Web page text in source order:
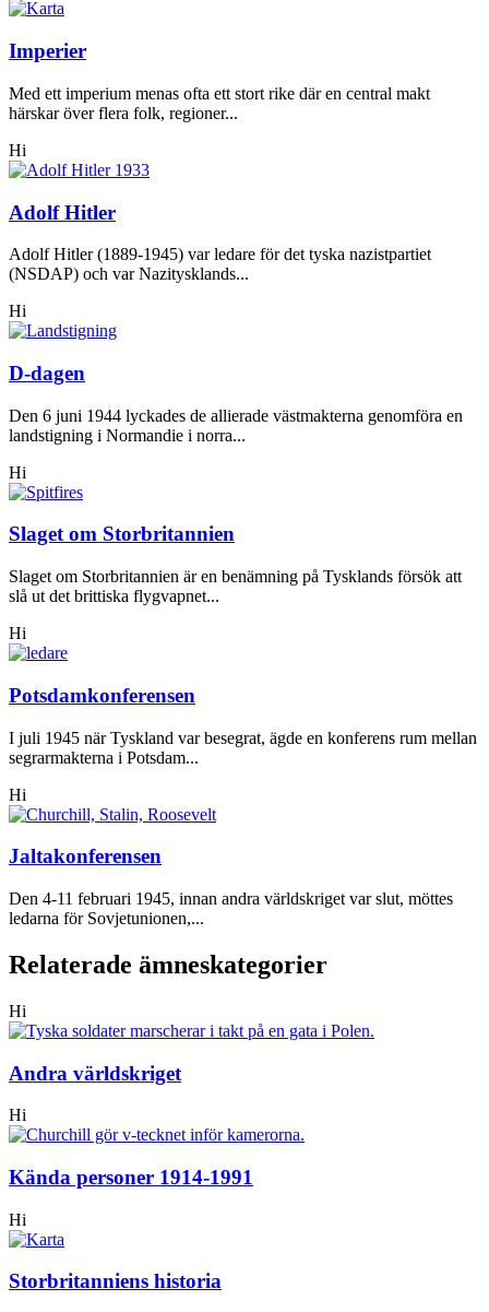
Imperier
Med ett imperium menas ofta ett stort rike där en central makt
härskar över flera folk, regioner...
Hi
Adolf Hitler
Adolf Hitler (1889-1945) var ledare för det tyska nazistpartiet
(NSDAP) och var Nazitysklands...
Hi
D-dagen
Den 6 juni 1944 lyckades de allierade västmakterna genomföra en
landstigning i Normandie i norra...
Hi
Slaget om Storbritannien
Slaget om Storbritannien är en benämning på Tysklands försök att
slå ut det brittiska flygvapnet...
Hi
Potsdamkonferensen
I juli 1945 när Tyskland var besegrat, ägde en konferens rum mellan
segrarmakterna i Potsdam...
Hi
Jaltakonferensen
Den 4-11 februari 1945, innan andra världskriget var slut, möttes
ledarna för Sovjetunionen,...
Relaterade ämneskategorier
Hi
Andra världskriget
Hi
Kända personer 1914-1991
Hi
Storbritanniens historia